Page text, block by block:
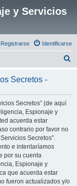
y Servicios
Identificarse
Registrarse
c
Secretos -
Secretos” (de aquí
Espionaje y
acuerda estar
contrario por favor no
Secretos”.
e intentaríamos
por su cuenta
Espionaje y
que acuerda estar
fueron actualizados y/o